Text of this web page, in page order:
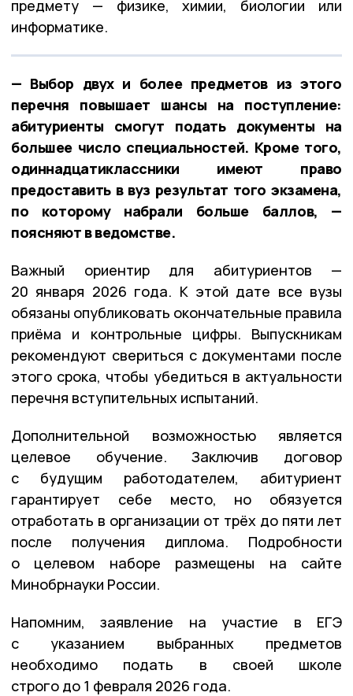
предмету — физике, химии, биологии или
информатике.
— Выбор двух и более предметов из этого
перечня повышает шансы на поступление:
абитуриенты смогут подать документы на
большее число специальностей. Кроме того,
одиннадцатиклассники имеют право
предоставить в вуз результат того экзамена,
по которому набрали больше баллов, —
поясняют в ведомстве.
Важный ориентир для абитуриентов —
20 января 2026 года. К этой дате все вузы
обязаны опубликовать окончательные правила
приёма и контрольные цифры. Выпускникам
рекомендуют свериться с документами после
этого срока, чтобы убедиться в актуальности
перечня вступительных испытаний.
Дополнительной возможностью является
целевое обучение. Заключив договор
с будущим работодателем, абитуриент
гарантирует себе место, но обязуется
отработать в организации от трёх до пяти лет
после получения диплома. Подробности
о целевом наборе размещены на сайте
Минобрнауки России.
Напомним, заявление на участие в ЕГЭ
с указанием выбранных предметов
необходимо подать в своей школе
строго до 1 февраля 2026 года.